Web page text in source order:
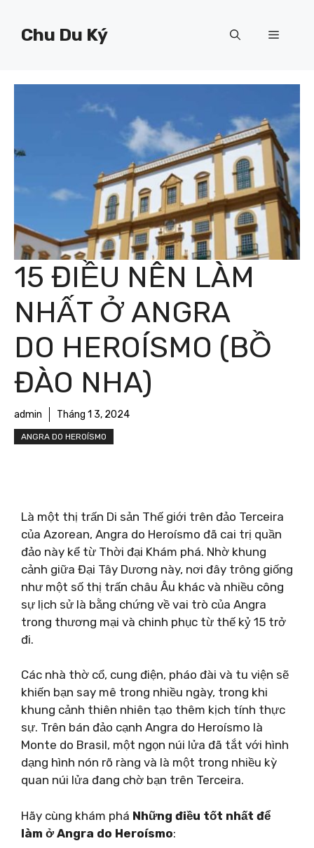
Chu Du Ký Menu
15 ĐIỀU NÊN LÀM
NHẤT Ở ANGRA
DO HEROÍSMO (BỒ
ĐÀO NHA)
admin Tháng 1 3, 2024
ANGRA DO HEROÍSMO
Là một thị trấn Di sản Thế giới trên đảo Terceira
của Azorean, Angra do Heroísmo đã cai trị quần
đảo này kể từ Thời đại Khám phá. Nhờ khung
cảnh giữa Đại Tây Dương này, nơi đây trông giống
như một số thị trấn châu Âu khác và nhiều công
sự lịch sử là bằng chứng về vai trò của Angra
trong thương mại và chinh phục từ thế kỷ 15 trở
đi.
Các nhà thờ cổ, cung điện, pháo đài và tu viện sẽ
khiến bạn say mê trong nhiều ngày, trong khi
khung cảnh thiên nhiên tạo thêm kịch tính thực
sự. Trên bán đảo cạnh Angra do Heroísmo là
Monte do Brasil, một ngọn núi lửa đã tắt với hình
dạng hình nón rõ ràng và là một trong nhiều kỳ
quan núi lửa đang chờ bạn trên Terceira.
Hãy cùng khám phá Những điều tốt nhất để
làm ở Angra do Heroísmo: